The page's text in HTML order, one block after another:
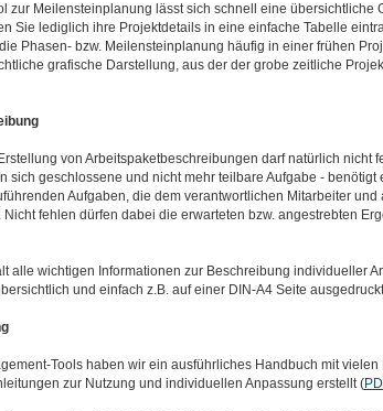
zur Meilensteinplanung lässt sich schnell eine übersichtliche
Sie lediglich ihre Projektdetails in eine einfache Tabelle
Phasen- bzw. Meilensteinplanung häufig in einer frühen
grafische Darstellung, aus der der grobe zeitliche
von Arbeitspaketbeschreibungen darf natürlich nicht
sich geschlossene und nicht mehr teilbare Aufgabe - benötigt
Aufgaben, die dem verantwortlichen Mitarbeiter
fehlen dürfen dabei die erwarteten bzw. angestrebten
alle wichtigen Informationen zur Beschreibung individueller
und einfach z.B. auf einer DIN-A4 Seite
Tools haben wir ein ausführliches Handbuch mit
zur Nutzung und individuellen Anpassung erstellt (